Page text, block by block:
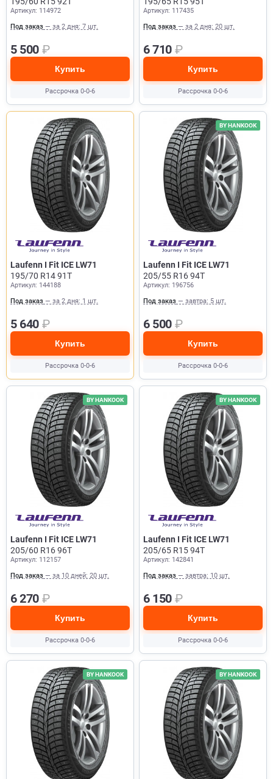
Артикул: 114972
Под заказ — за 2 дня: 7 шт.
5 500 ₽
Купить
Рассрочка 0-0-6
Артикул: 117435
Под заказ — за 2 дня: 20 шт.
6 710 ₽
Купить
Рассрочка 0-0-6
Laufenn I Fit ICE LW71
195/70 R14 91T
Артикул: 144188
Под заказ — за 2 дня: 1 шт.
5 640 ₽
Купить
Рассрочка 0-0-6
BY HANKOOK
Laufenn I Fit ICE LW71
205/55 R16 94T
Артикул: 196756
Под заказ — завтра: 5 шт.
6 500 ₽
Купить
Рассрочка 0-0-6
BY HANKOOK
Laufenn I Fit ICE LW71
205/60 R16 96T
Артикул: 112157
Под заказ — за 10 дней: 20 шт.
6 270 ₽
Купить
Рассрочка 0-0-6
BY HANKOOK
Laufenn I Fit ICE LW71
205/65 R15 94T
Артикул: 142841
Под заказ — завтра: 10 шт.
6 150 ₽
Купить
Рассрочка 0-0-6
BY HANKOOK BY HANKOOK